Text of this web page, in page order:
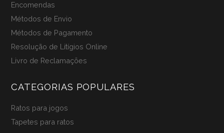
Encomendas
Métodos de Envio
Métodos de Pagamento
Resolução de Litígios Online
Livro de Reclamações
CATEGORIAS POPULARES
Ratos para jogos
Tapetes para ratos